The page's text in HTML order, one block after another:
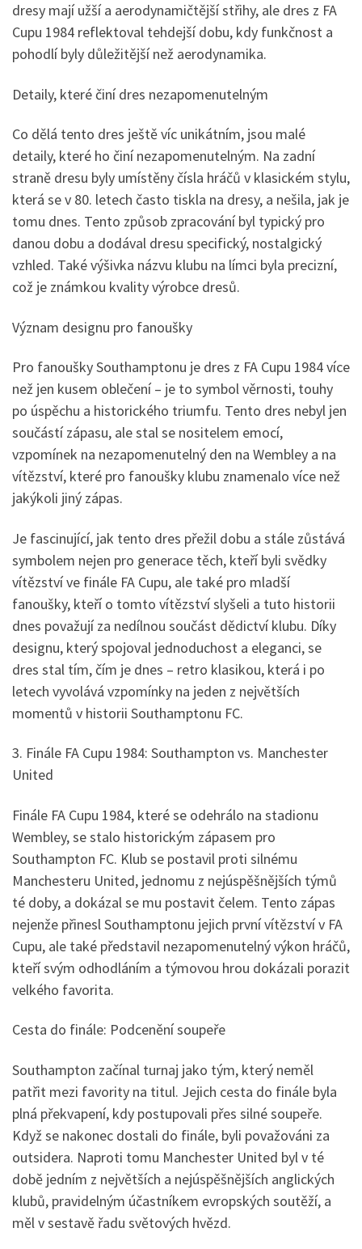
dresy mají užší a aerodynamičtější střihy, ale dres z FA
Cupu 1984 reflektoval tehdejší dobu, kdy funkčnost a
pohodlí byly důležitější než aerodynamika.
Detaily, které činí dres nezapomenutelným
Co dělá tento dres ještě víc unikátním, jsou malé
detaily, které ho činí nezapomenutelným. Na zadní
straně dresu byly umístěny čísla hráčů v klasickém stylu,
která se v 80. letech často tiskla na dresy, a nešila, jak je
tomu dnes. Tento způsob zpracování byl typický pro
danou dobu a dodával dresu specifický, nostalgický
vzhled. Také výšivka názvu klubu na límci byla precizní,
což je známkou kvality výrobce dresů.
Význam designu pro fanoušky
Pro fanoušky Southamptonu je dres z FA Cupu 1984 více
než jen kusem oblečení – je to symbol věrnosti, touhy
po úspěchu a historického triumfu. Tento dres nebyl jen
součástí zápasu, ale stal se nositelem emocí,
vzpomínek na nezapomenutelný den na Wembley a na
vítězství, které pro fanoušky klubu znamenalo více než
jakýkoli jiný zápas.
Je fascinující, jak tento dres přežil dobu a stále zůstává
symbolem nejen pro generace těch, kteří byli svědky
vítězství ve finále FA Cupu, ale také pro mladší
fanoušky, kteří o tomto vítězství slyšeli a tuto historii
dnes považují za nedílnou součást dědictví klubu. Díky
designu, který spojoval jednoduchost a eleganci, se
dres stal tím, čím je dnes – retro klasikou, která i po
letech vyvolává vzpomínky na jeden z největších
momentů v historii Southamptonu FC.
3. Finále FA Cupu 1984: Southampton vs. Manchester
United
Finále FA Cupu 1984, které se odehrálo na stadionu
Wembley, se stalo historickým zápasem pro
Southampton FC. Klub se postavil proti silnému
Manchesteru United, jednomu z nejúspěšnějších týmů
té doby, a dokázal se mu postavit čelem. Tento zápas
nejenže přinesl Southamptonu jejich první vítězství v FA
Cupu, ale také představil nezapomenutelný výkon hráčů,
kteří svým odhodláním a týmovou hrou dokázali porazit
velkého favorita.
Cesta do finále: Podcenění soupeře
Southampton začínal turnaj jako tým, který neměl
patřit mezi favority na titul. Jejich cesta do finále byla
plná překvapení, kdy postupovali přes silné soupeře.
Když se nakonec dostali do finále, byli považováni za
outsidera. Naproti tomu Manchester United byl v té
době jedním z největších a nejúspěšnějších anglických
klubů, pravidelným účastníkem evropských soutěží, a
měl v sestavě řadu světových hvězd.